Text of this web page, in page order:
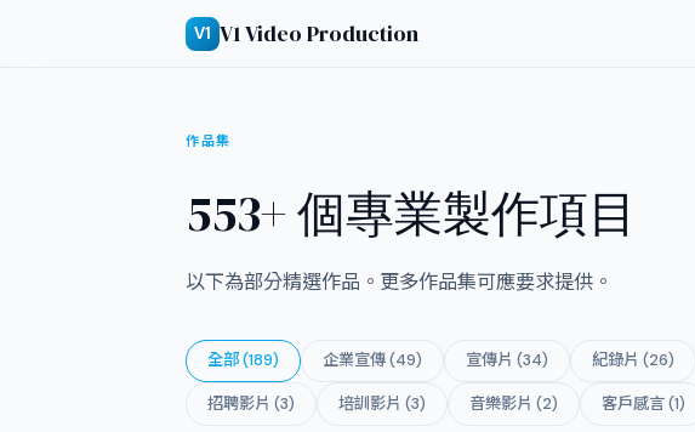
V1 V1 Video Production
作品集
553+ 個專業製作項目
以下為部分精選作品。更多作品集可應要求提供。
全部 (189) 企業宣傳 (49) 宣傳片 (34) 紀錄片 (26)
招聘影片 (3) 培訓影片 (3) 音樂影片 (2) 客戶感言 (1)